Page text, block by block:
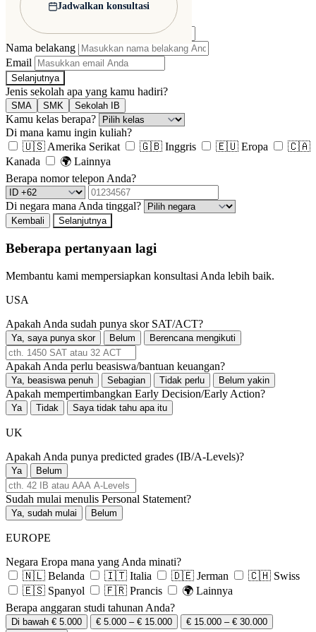
Jadwalkan konsultasi
Siswa Orang Tua/Wali
Nama depan
Nama belakang
Email
Selanjutnya
Jenis sekolah apa yang kamu hadiri?
SMA SMK Sekolah IB
Kamu kelas berapa?
Di mana kamu ingin kuliah?
🇺🇸 Amerika Serikat 🇬🇧 Inggris 🇪🇺 Eropa
🇨🇦
Kanada
🌍 Lainnya
Berapa nomor telepon Anda?
Di negara mana Anda tinggal?
Kembali Selanjutnya
Beberapa pertanyaan lagi
Membantu kami mempersiapkan konsultasi Anda lebih baik.
USA
Apakah Anda sudah punya skor SAT/ACT?
Ya, saya punya skor Belum Berencana mengikuti
Apakah Anda perlu beasiswa/bantuan keuangan?
Ya, beasiswa penuh Sebagian Tidak perlu Belum yakin
Apakah mempertimbangkan Early Decision/Early Action?
Ya Tidak Saya tidak tahu apa itu
UK
Apakah Anda punya predicted grades (IB/A-Levels)?
Ya Belum
Sudah mulai menulis Personal Statement?
Ya, sudah mulai Belum
EUROPE
Negara Eropa mana yang Anda minati?
🇳🇱 Belanda
🇮🇹 Italia 🇩🇪 Jerman
🇨🇭 Swiss
🇪🇸 Spanyol
🇫🇷 Prancis
🌍 Lainnya
Berapa anggaran studi tahunan Anda?
Di bawah € 5.000 € 5.000 – € 15.000
€ 15.000 – € 30.000